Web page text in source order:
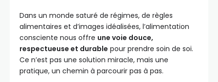
Dans un monde saturé de régimes, de règles
alimentaires et d’images idéalisées, l’alimentation
consciente nous offre une voie douce,
respectueuse et durable pour prendre soin de soi.
Ce n’est pas une solution miracle, mais une
pratique, un chemin à parcourir pas à pas.